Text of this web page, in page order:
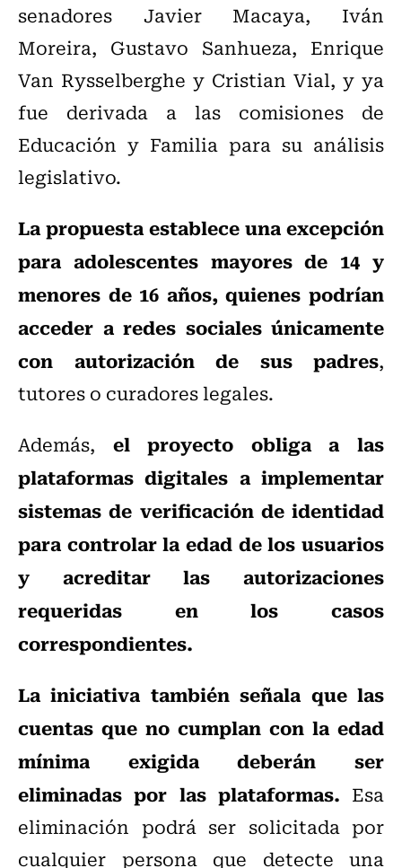
senadores Javier Macaya, Iván
Moreira, Gustavo Sanhueza, Enrique
Van Rysselberghe y Cristian Vial, y ya
fue derivada a las comisiones de
Educación y Familia para su análisis
legislativo.
La propuesta establece una excepción
para adolescentes mayores de 14 y
menores de 16 años, quienes podrían
acceder a redes sociales únicamente
con autorización de sus padres,
tutores o curadores legales.
Además, el proyecto obliga a las
plataformas digitales a implementar
sistemas de verificación de identidad
para controlar la edad de los usuarios
y acreditar las autorizaciones
requeridas en los casos
correspondientes.
La iniciativa también señala que las
cuentas que no cumplan con la edad
mínima exigida deberán ser
eliminadas por las plataformas. Esa
eliminación podrá ser solicitada por
cualquier persona que detecte una